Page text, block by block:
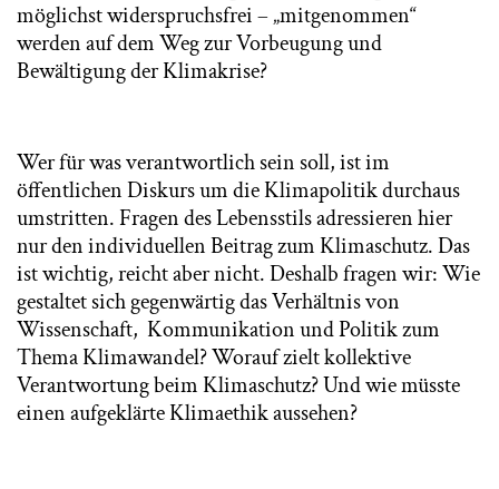
möglichst widerspruchsfrei – „mitgenommen“
werden auf dem Weg zur Vorbeugung und
Bewältigung der Klimakrise?
Wer für was verantwortlich sein soll, ist im
öffentlichen Diskurs um die Klimapolitik durchaus
umstritten. Fragen des Lebensstils adressieren hier
nur den individuellen Beitrag zum Klimaschutz. Das
ist wichtig, reicht aber nicht. Deshalb fragen wir: Wie
gestaltet sich gegenwärtig das Verhältnis von
Wissenschaft, Kommunikation und Politik zum
Thema Klimawandel? Worauf zielt kollektive
Verantwortung beim Klimaschutz? Und wie müsste
einen aufgeklärte Klimaethik aussehen?